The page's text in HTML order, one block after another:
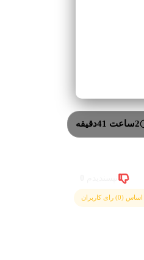
2ساعت 41دقیقه